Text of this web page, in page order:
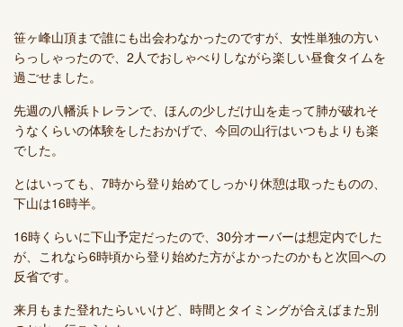
笹ヶ峰山頂まで誰にも出会わなかったのですが、女性単独の方い
らっしゃったので、2人でおしゃべりしながら楽しい昼食タイムを
過ごせました。
先週の八幡浜トレランで、ほんの少しだけ山を走って肺が破れそ
うなくらいの体験をしたおかげで、今回の山行はいつもよりも楽
でした。
とはいっても、7時から登り始めてしっかり休憩は取ったものの、
下山は16時半。
16時くらいに下山予定だったので、30分オーバーは想定内でした
が、これなら6時頃から登り始めた方がよかったのかもと次回への
反省です。
来月もまた登れたらいいけど、時間とタイミングが合えばまた別